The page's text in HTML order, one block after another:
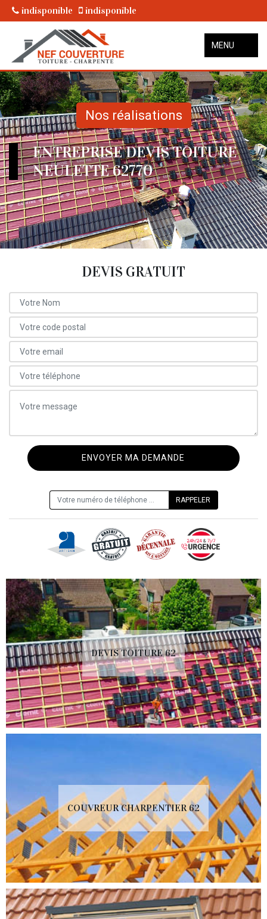
indisponible indisponible
MENU
Nos réalisations
ENTREPRISE DEVIS TOITURE
NEULETTE 62770
DEVIS GRATUIT
DEVIS TOITURE 62
COUVREUR CHARPENTIER 62